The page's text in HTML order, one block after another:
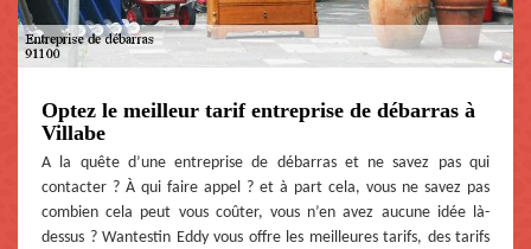
Optez le meilleur tarif entreprise de débarras à
Villabe
A la quête d’une entreprise de débarras et ne savez pas qui
contacter ? À qui faire appel ? et à part cela, vous ne savez pas
combien cela peut vous coûter, vous n’en avez aucune idée là-
dessus ? Wantestin Eddy vous offre les meilleures tarifs, des tarifs